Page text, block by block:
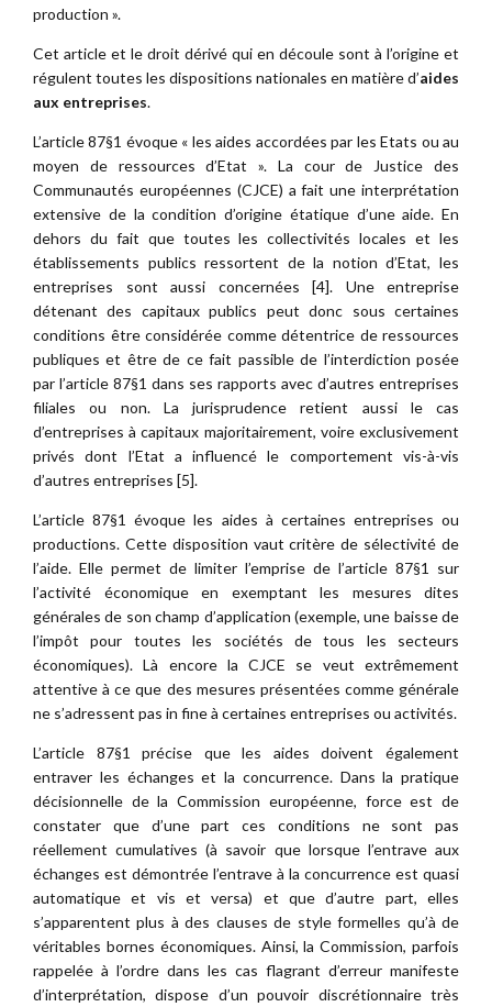
production ».
Cet article et le droit dérivé qui en découle sont à l’origine et
régulent toutes les dispositions nationales en matière d’aides
aux entreprises.
L’article 87§1 évoque « les aides accordées par les Etats ou au
moyen de ressources d’Etat ». La cour de Justice des
Communautés européennes (CJCE) a fait une interprétation
extensive de la condition d’origine étatique d’une aide. En
dehors du fait que toutes les collectivités locales et les
établissements publics ressortent de la notion d’Etat, les
entreprises sont aussi concernées [4]. Une entreprise
détenant des capitaux publics peut donc sous certaines
conditions être considérée comme détentrice de ressources
publiques et être de ce fait passible de l’interdiction posée
par l’article 87§1 dans ses rapports avec d’autres entreprises
filiales ou non. La jurisprudence retient aussi le cas
d’entreprises à capitaux majoritairement, voire exclusivement
privés dont l’Etat a influencé le comportement vis-à-vis
d’autres entreprises [5].
L’article 87§1 évoque les aides à certaines entreprises ou
productions. Cette disposition vaut critère de sélectivité de
l’aide. Elle permet de limiter l’emprise de l’article 87§1 sur
l’activité économique en exemptant les mesures dites
générales de son champ d’application (exemple, une baisse de
l’impôt pour toutes les sociétés de tous les secteurs
économiques). Là encore la CJCE se veut extrêmement
attentive à ce que des mesures présentées comme générale
ne s’adressent pas in fine à certaines entreprises ou activités.
L’article 87§1 précise que les aides doivent également
entraver les échanges et la concurrence. Dans la pratique
décisionnelle de la Commission européenne, force est de
constater que d’une part ces conditions ne sont pas
réellement cumulatives (à savoir que lorsque l’entrave aux
échanges est démontrée l’entrave à la concurrence est quasi
automatique et vis et versa) et que d’autre part, elles
s’apparentent plus à des clauses de style formelles qu’à de
véritables bornes économiques. Ainsi, la Commission, parfois
rappelée à l’ordre dans les cas flagrant d’erreur manifeste
d’interprétation, dispose d’un pouvoir discrétionnaire très